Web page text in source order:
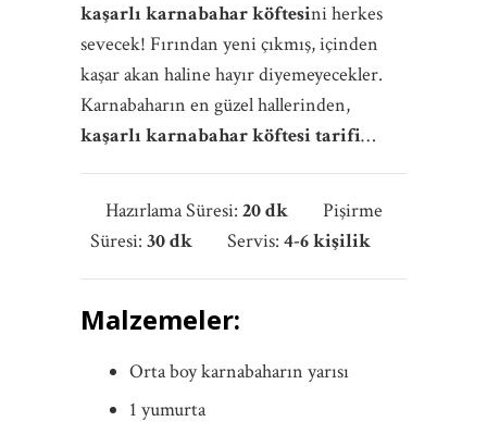
kaşarlı karnabahar köftesini herkes
sevecek! Fırından yeni çıkmış, içinden
kaşar akan haline hayır diyemeyecekler.
Karnabaharın en güzel hallerinden,
kaşarlı karnabahar köftesi tarifi…
Hazırlama Süresi: 20dk Pişirme
Süresi: 30 dk Servis: 4-6 kişilik
Malzemeler:
Orta boy karnabaharın yarısı
1 yumurta